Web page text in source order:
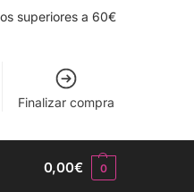
superiores a 60€
Finalizar compra
0,00€ 0